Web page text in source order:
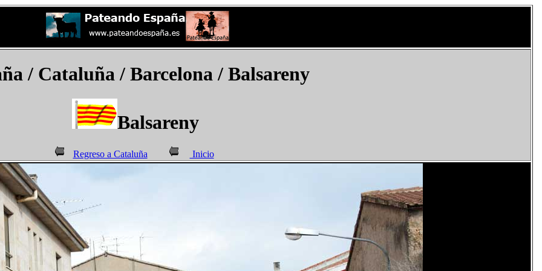
/ Cataluña / Barcelona / Balsareny
Balsareny
Regreso a Cataluña Inicio